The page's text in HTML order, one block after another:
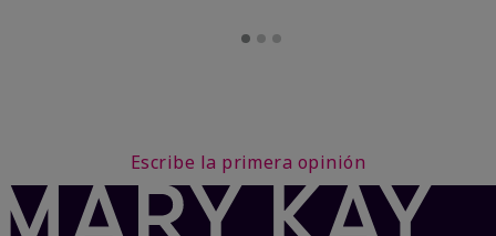
Escribe la primera opinión